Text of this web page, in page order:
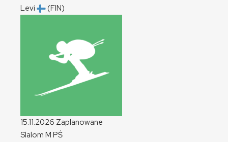
Levi
(FIN)
15.11.2026 Zaplanowane
Slalom M PŚ